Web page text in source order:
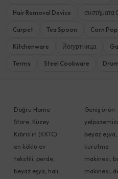
Hair Removal Device συστήματα
Carpet Tea Spoon Corn
Kitchenware Йогуртница
Terms Steel Cookware
Doğru Home
Store, Kuzey
Kıbrıs'ın (KKTC)
en köklü ev
tekstili, perde,
beyaz eşya, halı,
Geniş ürün
beyaz eşya,
kurutma
makinesi,
makinesi,